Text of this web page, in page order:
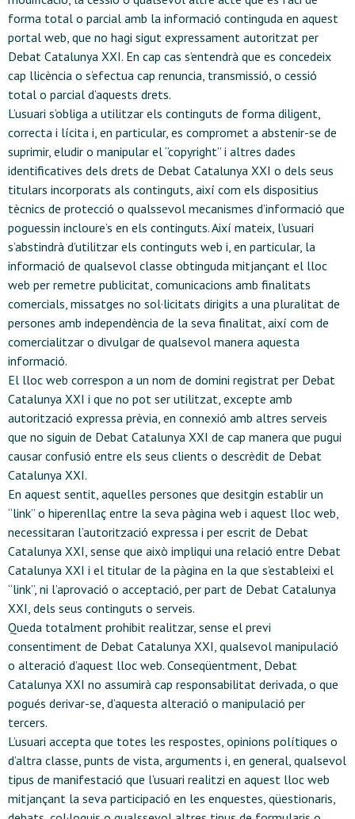
forma total o parcial amb la informació continguda en aquest
portal web, que no hagi sigut expressament autoritzat per
Debat Catalunya XXI. En cap cas s’entendrà que es concedeix
cap llicència o s’efectua cap renuncia, transmissió, o cessió
total o parcial d’aquests drets.
L’usuari s’obliga a utilitzar els continguts de forma diligent,
correcta i lícita i, en particular, es compromet a abstenir-se de
suprimir, eludir o manipular el “copyright” i altres dades
identificatives dels drets de Debat Catalunya XXI o dels seus
titulars incorporats als continguts, així com els dispositius
tècnics de protecció o qualssevol mecanismes d’informació que
poguessin incloure’s en els continguts. Així mateix, l’usuari
s’abstindrà d’utilitzar els continguts web i, en particular, la
informació de qualsevol classe obtinguda mitjançant el lloc
web per remetre publicitat, comunicacions amb finalitats
comercials, missatges no sol·licitats dirigits a una pluralitat de
persones amb independència de la seva finalitat, així com de
comercialitzar o divulgar de qualsevol manera aquesta
informació.
El lloc web correspon a un nom de domini registrat per Debat
Catalunya XXI i que no pot ser utilitzat, excepte amb
autorització expressa prèvia, en connexió amb altres serveis
que no siguin de Debat Catalunya XXI de cap manera que pugui
causar confusió entre els seus clients o descrèdit de Debat
Catalunya XXI.
En aquest sentit, aquelles persones que desitgin establir un
“link” o hiperenllaç entre la seva pàgina web i aquest lloc web,
necessitaran l’autorització expressa i per escrit de Debat
Catalunya XXI, sense que això impliqui una relació entre Debat
Catalunya XXI i el titular de la pàgina en la que s’estableixi el
“link”, ni l’aprovació o acceptació, per part de Debat Catalunya
XXI, dels seus continguts o serveis.
Queda totalment prohibit realitzar, sense el previ
consentiment de Debat Catalunya XXI, qualsevol manipulació
o alteració d’aquest lloc web. Conseqüentment, Debat
Catalunya XXI no assumirà cap responsabilitat derivada, o que
pogués derivar-se, d’aquesta alteració o manipulació per
tercers.
L’usuari accepta que totes les respostes, opinions polítiques o
d’altra classe, punts de vista, arguments i, en general, qualsevol
tipus de manifestació que l’usuari realitzi en aquest lloc web
mitjançant la seva participació en les enquestes, qüestionaris,